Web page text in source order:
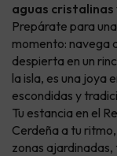
aguas
Prepárate para
momento: navega
despierta en un
la isla, es una joya
escondidas y
Tu estancia en el
Cerdeña a tu
zonas